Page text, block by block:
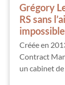
Grégory
RS sans
Créée en
Contract
un cabinet